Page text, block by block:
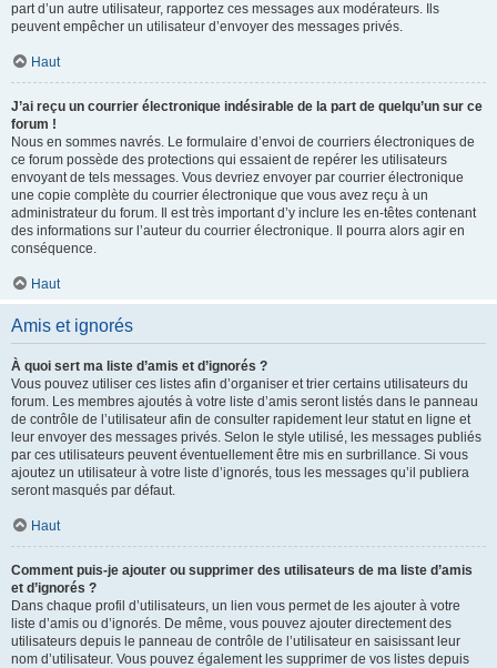
part d’un autre utilisateur, rapportez ces messages aux modérateurs. Ils
peuvent empêcher un utilisateur d’envoyer des messages privés.
Haut
J’ai reçu un courrier électronique indésirable de la part de quelqu’un sur ce
forum !
Nous en sommes navrés. Le formulaire d’envoi de courriers électroniques de
ce forum possède des protections qui essaient de repérer les utilisateurs
envoyant de tels messages. Vous devriez envoyer par courrier électronique
une copie complète du courrier électronique que vous avez reçu à un
administrateur du forum. Il est très important d’y inclure les en-têtes contenant
des informations sur l’auteur du courrier électronique. Il pourra alors agir en
conséquence.
Haut
Amis et ignorés
À quoi sert ma liste d’amis et d’ignorés ?
Vous pouvez utiliser ces listes afin d’organiser et trier certains utilisateurs du
forum. Les membres ajoutés à votre liste d’amis seront listés dans le panneau
de contrôle de l’utilisateur afin de consulter rapidement leur statut en ligne et
leur envoyer des messages privés. Selon le style utilisé, les messages publiés
par ces utilisateurs peuvent éventuellement être mis en surbrillance. Si vous
ajoutez un utilisateur à votre liste d’ignorés, tous les messages qu’il publiera
seront masqués par défaut.
Haut
Comment puis-je ajouter ou supprimer des utilisateurs de ma liste d’amis
et d’ignorés ?
Dans chaque profil d’utilisateurs, un lien vous permet de les ajouter à votre
liste d’amis ou d’ignorés. De même, vous pouvez ajouter directement des
utilisateurs depuis le panneau de contrôle de l’utilisateur en saisissant leur
nom d’utilisateur. Vous pouvez également les supprimer de vos listes depuis